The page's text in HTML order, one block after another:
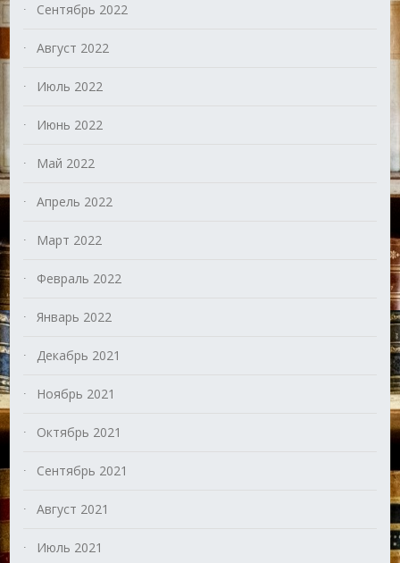
Сентябрь 2022
Август 2022
Июль 2022
Июнь 2022
Май 2022
Апрель 2022
Март 2022
Февраль 2022
Январь 2022
Декабрь 2021
Ноябрь 2021
Октябрь 2021
Сентябрь 2021
Август 2021
Июль 2021